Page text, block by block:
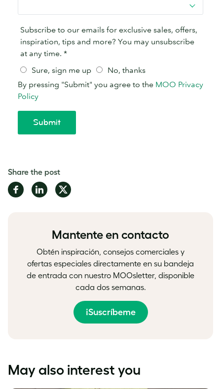
Share the post
Share
on
Share
on
Share
on
Mantente en contacto
Obtén inspiración, consejos comerciales y
ofertas especiales directamente en su bandeja
de entrada con nuestro MOOsletter, disponible
cada dos semanas.
¡Suscríbeme
May also interest you